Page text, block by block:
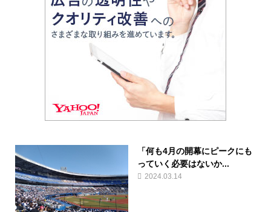
「何も4月の開幕にピークにも
っていく必要はないか...
2024.03.14